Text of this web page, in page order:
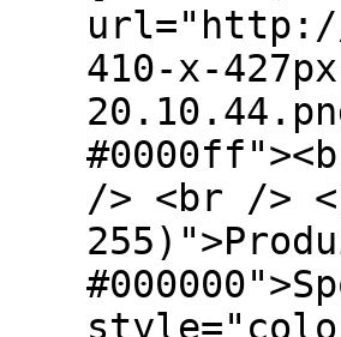
url="http://
410-x-
/> <br />